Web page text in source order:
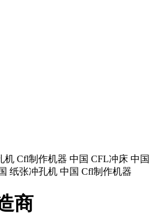
Cfl制作机器 中国 CFL冲床 中国
纸张冲孔机 中国 Cfl制作机器
商